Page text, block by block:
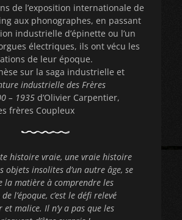
de l’exposition internationale de
aux phonographes, en passant
industrielle d’épinette ou l’un
électriques, ils ont vécu les
de leur époque.
sur la saga industrielle et
industrielle des Frères
– 1935 d’Olivier Carpentier,
frères Coupleux
histoire vraie, une vraie histoire
objets insolites d’un autre âge, se
la matière à comprendre les
l’époque, c’est le défi relevé
et malice. Il n’y a pas que les